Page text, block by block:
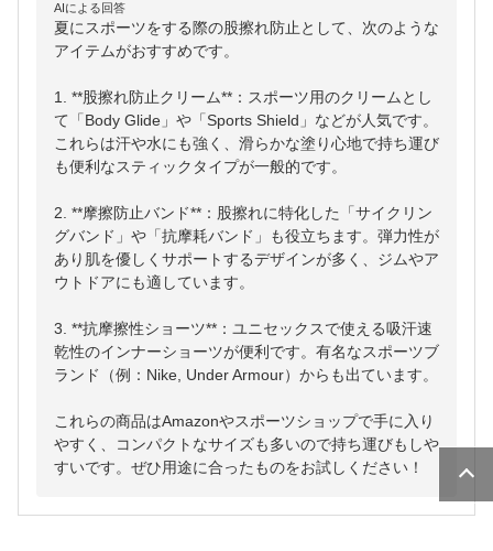
AIによる回答
夏にスポーツをする際の股擦れ防止として、次のような
アイテムがおすすめです。
1. **股擦れ防止クリーム**：スポーツ用のクリームとし
て「Body Glide」や「Sports Shield」などが人気です。
これらは汗や水にも強く、滑らかな塗り心地で持ち運び
も便利なスティックタイプが一般的です。
2. **摩擦防止バンド**：股擦れに特化した「サイクリン
グバンド」や「抗摩耗バンド」も役立ちます。弾力性が
あり肌を優しくサポートするデザインが多く、ジムやア
ウトドアにも適しています。
3. **抗摩擦性ショーツ**：ユニセックスで使える吸汗速
乾性のインナーショーツが便利です。有名なスポーツブ
ランド（例：Nike, Under Armour）からも出ています。
これらの商品はAmazonやスポーツショップで手に入り
やすく、コンパクトなサイズも多いので持ち運びもしや
すいです。ぜひ用途に合ったものをお試しください！